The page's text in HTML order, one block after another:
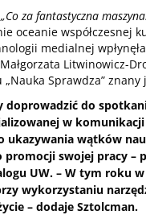
za fantastyczna
oceanie współczesnej
medialnej
Litwinowicz-
Sprawdza” znany
doprowadzić do
w
ukazywania wątków
swojej pracy –
UW. – W tym roku
wykorzystaniu
– dodaje Sztolcman.